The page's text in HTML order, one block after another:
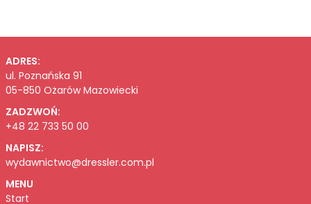
ADRES:
ul. Poznańska 91
05-850 Ożarów Mazowiecki
ZADZWOŃ:
+48 22 733 50 00
NAPISZ:
wydawnictwo@dressler.com.pl
MENU
Start